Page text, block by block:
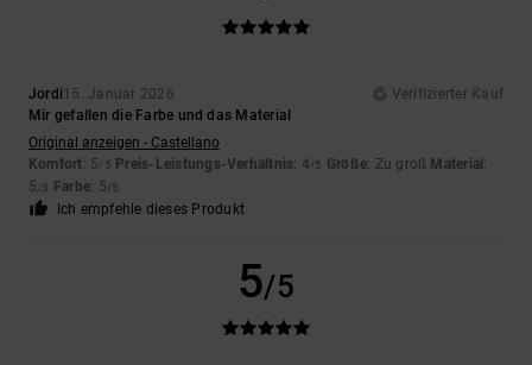
Jordi15. Januar 2026
Verifizierter Kauf
Mir gefallen die Farbe und das Material
Original anzeigen - Castellano
Komfort: 5/5 Preis-Leistungs-Verhältnis: 4/5 Größe: Zu groß Material :
5/5 Farbe: 5/5
Ich empfehle dieses Produkt
5/5